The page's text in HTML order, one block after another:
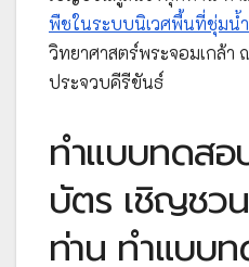
พืชในระบบนิเวศพื้นที่ชุ่มน้ำ
วิทยาศาสตร์พระจอมเกล้า
ประจวบคีรีขันธ์
ทำแบบทดสอ
บัตร เชิญชว
ท่าน ทำแบบ